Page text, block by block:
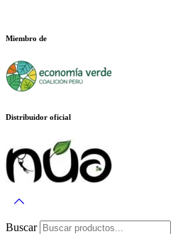
Miembro de
Distribuidor oficial
Buscar